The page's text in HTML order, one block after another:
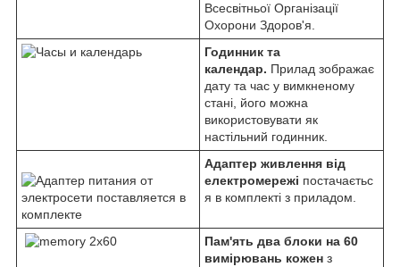
Всесвітньої Організації
Охорони Здоров'я.
Годинник та
календар. Прилад зображає
дату та час у вимкненому
стані, його можна
використовувати як
настільний годинник.
Адаптер живлення від
електромережі постачаєтьс
я в комплекті з приладом.
Пам'ять два блоки на 60
вимірювань кожен з